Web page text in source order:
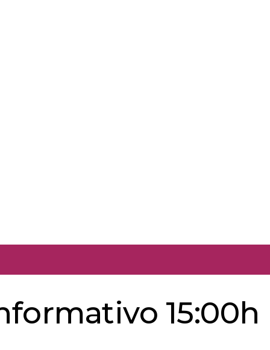
15:00h